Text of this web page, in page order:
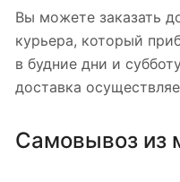
Вы можете заказать
курьера, который
в будние дни и
доставка
Самовывоз из